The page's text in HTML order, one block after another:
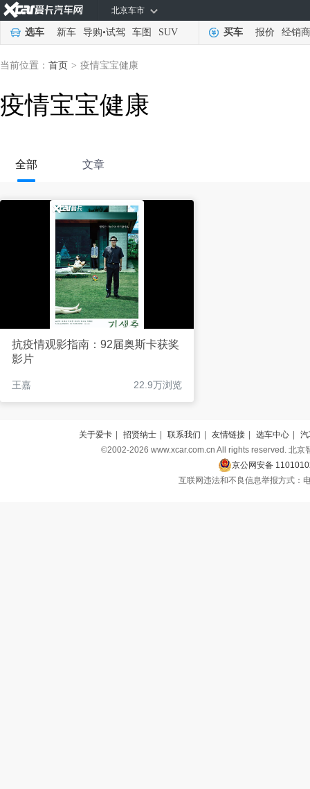
北京车市
选车 新车 导购•试驾 车图 SUV 买车 报价 经销商
当前位置： 首页 > 疫情宝宝健康
疫情宝宝健康
全部 文章
抗疫情观影指南：92届奥斯卡获奖
影片
王嘉 22.9万浏览
关于爱卡 招贤纳士 联系我们 友情链接 选车中心
©2002-2026 www.xcar.com.cn All rights reserved. 北京
京公网安备
互联网违法和不良信息举报方式：